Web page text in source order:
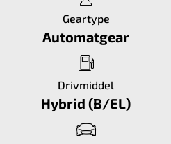
Geartype
Automatgear
Drivmiddel
Hybrid (B/EL)